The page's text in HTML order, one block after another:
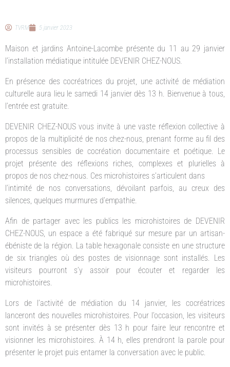
TVRM 5 janvier 2023
Maison et jardins Antoine-Lacombe présente du 11 au 29 janvier
l’installation médiatique intitulée DEVENIR CHEZ-NOUS.
En présence des cocréatrices du projet, une activité de médiation
culturelle aura lieu le samedi 14 janvier dès 13 h. Bienvenue à tous,
l’entrée est gratuite.
DEVENIR CHEZ-NOUS vous invite à une vaste réflexion collective à
propos de la multiplicité de nos chez-nous, prenant forme au fil des
processus sensibles de cocréation documentaire et poétique. Le
projet présente des réflexions riches, complexes et plurielles à
propos de nos chez-nous. Ces microhistoires s’articulent dans
l’intimité de nos conversations, dévoilant parfois, au creux des
silences, quelques murmures d’empathie.
Afin de partager avec les publics les microhistoires de DEVENIR
CHEZ-NOUS, un espace a été fabriqué sur mesure par un artisan-
ébéniste de la région. La table hexagonale consiste en une structure
de six triangles où des postes de visionnage sont installés. Les
visiteurs pourront s’y assoir pour écouter et regarder les
microhistoires.
Lors de l’activité de médiation du 14 janvier, les cocréatrices
lanceront des nouvelles microhistoires. Pour l’occasion, les visiteurs
sont invités à se présenter dès 13 h pour faire leur rencontre et
visionner les microhistoires. À 14 h, elles prendront la parole pour
présenter le projet puis entamer la conversation avec le public.